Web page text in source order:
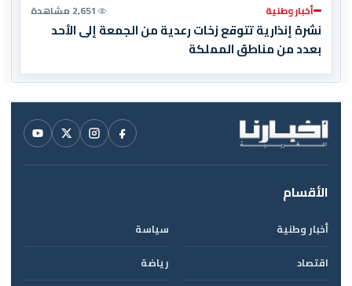
أخبار وطنية 2,651 مشاهدة
نشرة إنذارية تتوقع زخات رعدية من الجمعة إلى الأحد
بعدد من مناطق المملكة
الأقسام
أخبار وطنية
سياسة
اقتصاد
رياضة